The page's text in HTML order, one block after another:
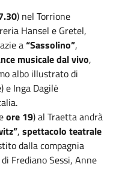
) nel Torrione
Hansel e Gretel,
a“Sassolino”,
musicale dal vivo,
albo illustrato di
e Inga Dagilė
ore 19) al Traetta andrà
, spettacolo teatrale
dalla compagnia
Frediano Sessi, Anne